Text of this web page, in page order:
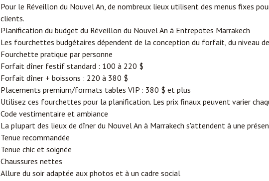
Pour le Réveillon du Nouvel An, de nombreux lieux utilisent des menus fixes
clients.
Planification du budget du Réveillon du Nouvel An à Entrepotes Marrakech
Les fourchettes budgétaires dépendent de la conception du forfait, du niveau
Fourchette pratique par personne
Forfait dîner festif standard : 100 à 220 $
Forfait dîner + boissons : 220 à 380 $
Placements premium/formats tables VIP : 380 $ et plus
Utilisez ces fourchettes pour la planification. Les prix finaux peuvent varier
Code vestimentaire et ambiance
La plupart des lieux de dîner du Nouvel An à Marrakech s'attendent à une
Tenue recommandée
Tenue chic et soignée
Chaussures nettes
Allure du soir adaptée aux photos et à un cadre social